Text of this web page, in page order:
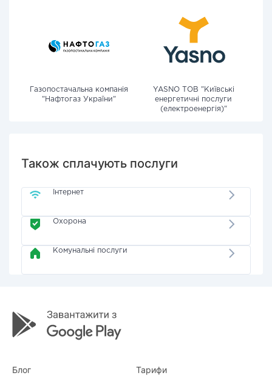
Газопостачальна компанія
"Нафтогаз України"
YASNO ТОВ "Київські
енергетичні послуги
(електроенергія)"
Також сплачують послуги
Інтернет
Охорона
Комунальні послуги
Блог Тарифи